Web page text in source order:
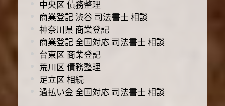
中央区 債務整理
商業登記 渋谷 司法書士 相談
神奈川県 商業登記
商業登記 全国対応 司法書士 相談
台東区 商業登記
荒川区 債務整理
足立区 相続
過払い金 全国対応 司法書士 相談